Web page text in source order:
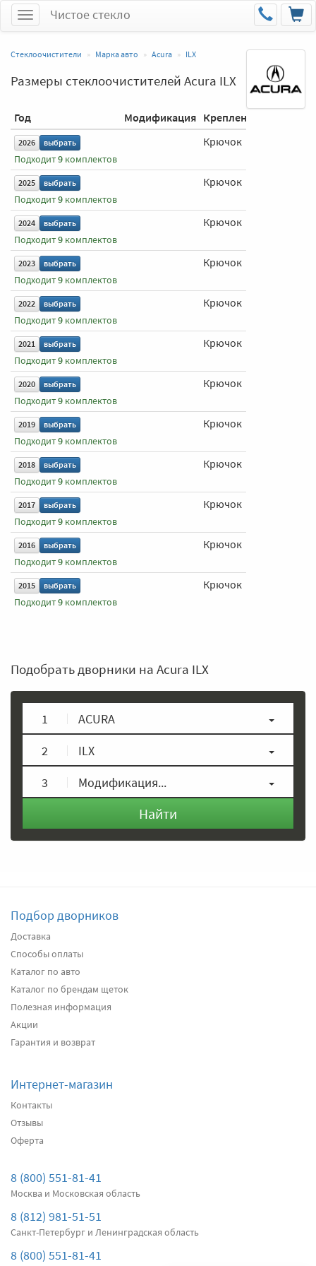
МенюЧистое стекло
Стеклоочистители Марка авто Acura ILX
Размеры стеклоочистителей Acura ILX
Год Модификация Крепление
2026 выбрать
Подходит9 комплектов
Крючок
2025 выбрать
Подходит9 комплектов
Крючок
2024 выбрать
Подходит9 комплектов
Крючок
2023 выбрать
Подходит9 комплектов
Крючок
2022 выбрать
Подходит9 комплектов
Крючок
2021 выбрать
Подходит9 комплектов
Крючок
2020 выбрать
Подходит9 комплектов
Крючок
2019 выбрать
Подходит9 комплектов
Крючок
2018 выбрать
Подходит9 комплектов
Крючок
2017 выбрать
Подходит9 комплектов
Крючок
2016 выбрать
Подходит9 комплектов
Крючок
2015 выбрать
Подходит9 комплектов
Крючок
Подобрать дворники на Acura ILX
1
ACURA
2
ILX
3
Модификация...
Найти
Подбор дворников
Доставка
Способы оплаты
Каталог по авто
Каталог по брендам щеток
Полезная информация
Акции
Гарантия и возврат
Интернет-магазин
Контакты
Отзывы
Оферта
8 (800) 551-81-41
Москва и Московская область
8 (812) 981-51-51
Санкт-Петербург и Ленинградская область
8 (800) 551-81-41